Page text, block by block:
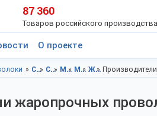
87 360
Товаров российского производства
О проекте
Сырье, полезные ископаемые, Московская область Сырье, полезные ископаемые, Москва Металлы, сплавы, Московская область Металлы, сплавы, Москва Жаропрочные проволоки, Московская область
жаропрочных